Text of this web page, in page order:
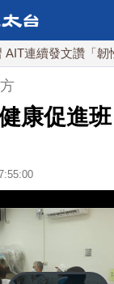
發文讚「韌性台灣
康促進